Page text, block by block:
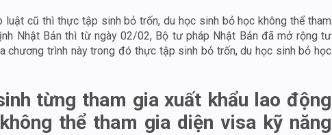
luật cũ thì thực tập sinh bỏ trốn, du học sinh bỏ học không thể tham
Nhật Bản thì từ ngày 02/02, Bộ tư pháp Nhật Bản đã mở rộng tư
chương trình này trong đó thực tập sinh bỏ trốn, du học sinh bỏ học
từng tham gia xuất khẩu lao động
thể tham gia diện visa kỹ năng